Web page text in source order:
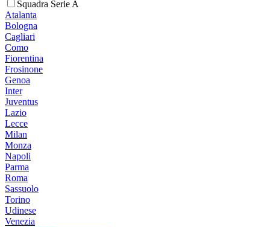
Squadra Serie A
Atalanta
Bologna
Cagliari
Como
Fiorentina
Frosinone
Genoa
Inter
Juventus
Lazio
Lecce
Milan
Monza
Napoli
Parma
Roma
Sassuolo
Torino
Udinese
Venezia